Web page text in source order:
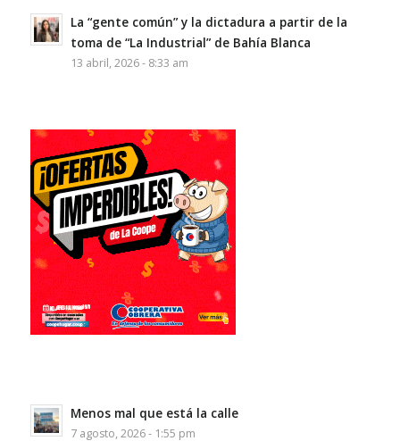
La “gente común” y la dictadura a partir de la
toma de “La Industrial” de Bahía Blanca
13 abril, 2026 - 8:33 am
Menos mal que está la calle
7 agosto, 2026 - 1:55 pm